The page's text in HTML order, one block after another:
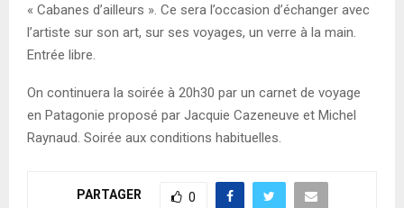
« Cabanes d’ailleurs ». Ce sera l’occasion d’échanger avec
l’artiste sur son art, sur ses voyages, un verre à la main.
Entrée libre.
On continuera la soirée à 20h30 par un carnet de voyage
en Patagonie proposé par Jacquie Cazeneuve et Michel
Raynaud. Soirée aux conditions habituelles.
PARTAGER 0